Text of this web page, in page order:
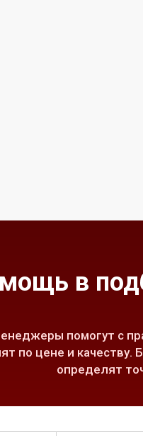
в
помогут с
по цене и качеству.
определят